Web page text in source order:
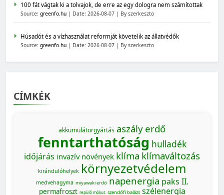
100 fát vágtak ki a tolvajok, de erre az egy dologra nem számítottak
Source: greenfo.hu Date: 2026-08-07 By szerkeszto
Húsadót és a vízhasználat reformját követelik az állatvédők
Source: greenfo.hu Date: 2026-08-07 By szerkeszto
CÍMKÉK
akkumulátorgyártás aszály erdő
fenntarthatóság hulladék
időjárás invazív növények klíma klímaváltozás
kirándulóhelyek környezetvédelem
medvehagyma miyawaki erdő napenergia paks II.
permafroszt repülő mókus szendőfi balázs szélenergia